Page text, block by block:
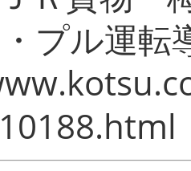
プル運転